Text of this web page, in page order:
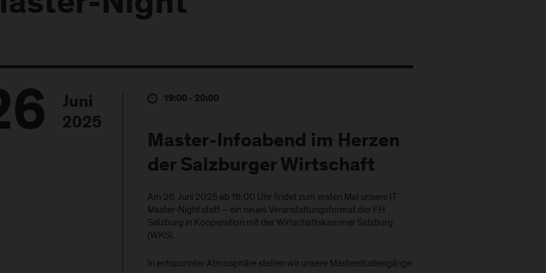
Juni
2025
19:00 - 20:00
Master-Infoabend im Herzen
der Salzburger Wirtschaft
Am 26. Juni 2025 ab 18:00 Uhr findet zum ersten Mal unsere IT
Master-Night statt – ein neues Veranstaltungsformat der FH
Salzburg in Kooperation mit der Wirtschaftskammer Salzburg
(WKS).
In entspannter Atmosphäre stellen wir unsere Masterstudiengänge